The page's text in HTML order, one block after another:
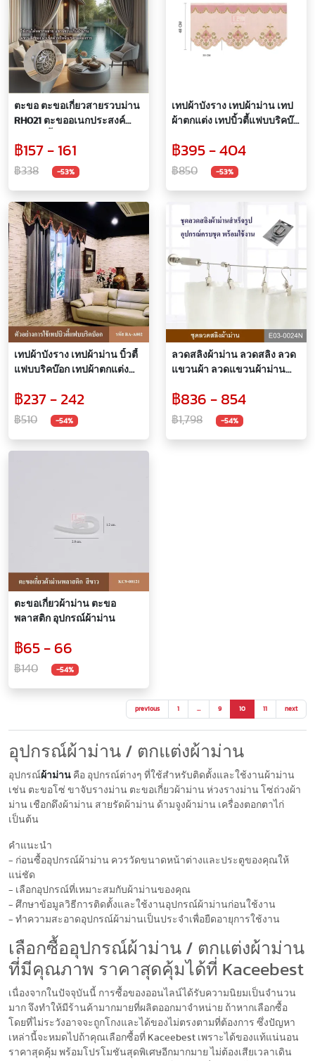
ตะขอ ตะขอเกี่ยวสายรวบม่าน
RH021 ตะขออเนกประสงค์
฿157 - 161
฿338 -53%
เทปผ้าบังราง เทปผ้าม่าน เทป
ผ้าตกแต่ง เทปบิ้วตี้แฟบบริคบ๊
฿395 - 404
฿850 -53%
เทปผ้าบังราง เทปผ้าม่าน บิ้วตี้
แฟบบริคบ๊อก เทปผ้าตกแต่ง
฿237 - 242
฿510 -54%
ลวดสลิงผ้าม่าน ลวดสลิง ลวด
แขวนผ้า ลวดแขวนผ้าม่าน
ผ้าม่าน
฿836 - 854
฿1,798 -54%
ตะขอเกี่ยวผ้าม่าน ตะขอ
พลาสติก อุปกรณ์ผ้าม่าน
฿65 - 66
฿140 -54%
previous 1 … 9 10 11 next
อุปกรณ์ผ้าม่าน / ตกแต่งผ้าม่าน
อุปกรณ์ผ้าม่าน คือ อุปกรณ์ต่างๆ ที่ใช้สำหรับติดตั้งและใช้งานผ้าม่าน
เช่น ตะขอโซ่ ขาจับรางม่าน ตะขอเกี่ยวผ้าม่าน ห่วงรางม่าน โซ่ถ่วงผ้า
ม่าน เชือกดึงผ้าม่าน สายรัดผ้าม่าน ด้ามจูงผ้าม่าน เครื่องตอกตาไก่
เป็นต้น
คำแนะนำ
- ก่อนซื้ออุปกรณ์ผ้าม่าน ควรวัดขนาดหน้าต่างและประตูของคุณให้
แน่ชัด
- เลือกอุปกรณ์ที่เหมาะสมกับผ้าม่านของคุณ
- ศึกษาข้อมูลวิธีการติดตั้งและใช้งานอุปกรณ์ผ้าม่านก่อนใช้งาน
- ทำความสะอาดอุปกรณ์ผ้าม่านเป็นประจำเพื่อยืดอายุการใช้งาน
เลือกซื้ออุปกรณ์ผ้าม่าน / ตกแต่งผ้าม่าน
ที่มีคุณภาพ ราคาสุดคุ้มได้ที่ Kaceebest
เนื่องจากในปัจจุบันนี้ การซื้อของออนไลน์ได้รับความนิยมเป็นจำนวน
มาก จึงทำให้มีร้านค้ามากมายที่ผลิตออกมาจำหน่าย ถ้าหากเลือกซื้อ
โดยที่ไม่ระวังอาจจะถูกโกงและได้ของไม่ตรงตามที่ต้องการ ซึ่งปัญหา
เหล่านี้จะหมดไปถ้าคุณเลือกซื้อที่ Kaceebest เพราะได้ของแท้แน่นอน
ราคาสุดคุ้ม พร้อมโปรโมชันสุดพิเศษอีกมากมาย ไม่ต้องเสียเวลาเดิน